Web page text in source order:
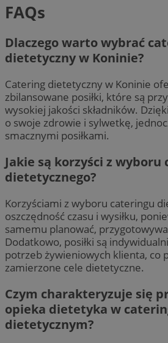
FAQs
Dlaczego warto wybrać
dietetyczny w Koninie?
Catering dietetyczny w Koninie
zbilansowane posiłki, które są
wysokiej jakości składników.
o swoje zdrowie i sylwetkę,
smacznymi posiłkami.
Jakie są korzyści z wyboru
dietetycznego?
Korzyściami z wyboru cateringu
oszczędność czasu i wysiłku,
samemu planować,
Dodatkowo, posiłki są
potrzeb żywieniowych klienta, co
zamierzone cele dietetyczne.
Czym charakteryzuje się
opieka dietetyka w
dietetycznym?